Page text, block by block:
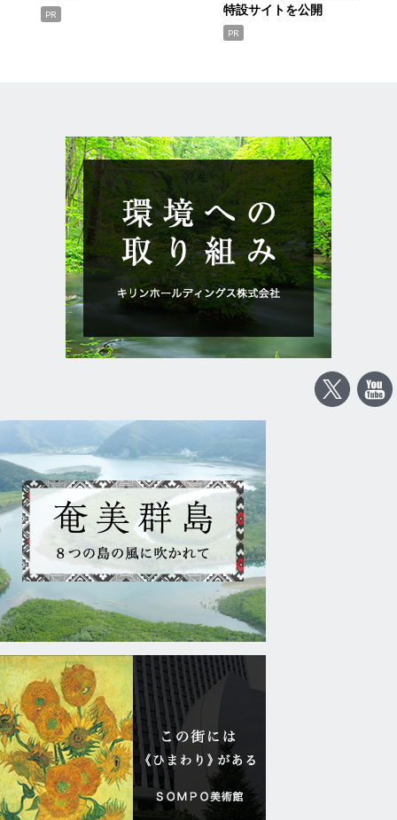
PR
特設サイトを公開
PR